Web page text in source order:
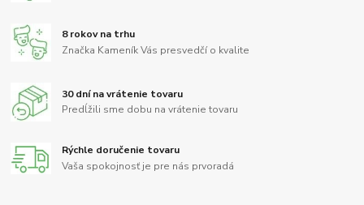
8 rokov na trhu
Značka Kameník Vás presvedčí o kvalite
30 dní na vrátenie tovaru
Predĺžili sme dobu na vrátenie tovaru
Rýchle doručenie tovaru
Vaša spokojnosť je pre nás prvoradá